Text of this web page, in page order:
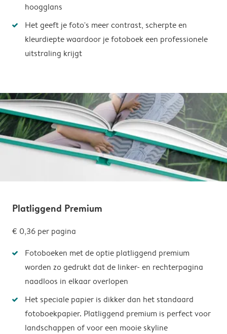
hoogglans
Het geeft je foto's meer contrast, scherpte en
kleurdiepte waardoor je fotoboek een professionele
uitstraling krijgt
Platliggend Premium
€ 0,36 per pagina
Fotoboeken met de optie platliggend premium
worden zo gedrukt dat de linker- en rechterpagina
naadloos in elkaar overlopen
Het speciale papier is dikker dan het standaard
fotoboekpapier. Platliggend premium is perfect voor
landschappen of voor een mooie skyline